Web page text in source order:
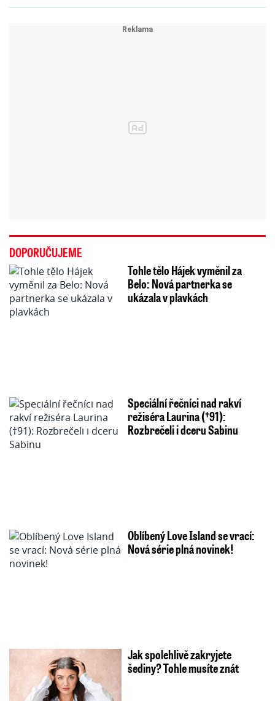
DOPORUČUJEME
Tohle tělo Hájek vyměnil za
Belo: Nová partnerka se
ukázala v plavkách
Speciální řečníci nad rakví
režiséra Laurina (†91):
Rozbrečeli i dceru Sabinu
Oblíbený Love Island se vrací:
Nová série plná novinek!
Jak spolehlivě zakryjete
šediny? Tohle musíte znát